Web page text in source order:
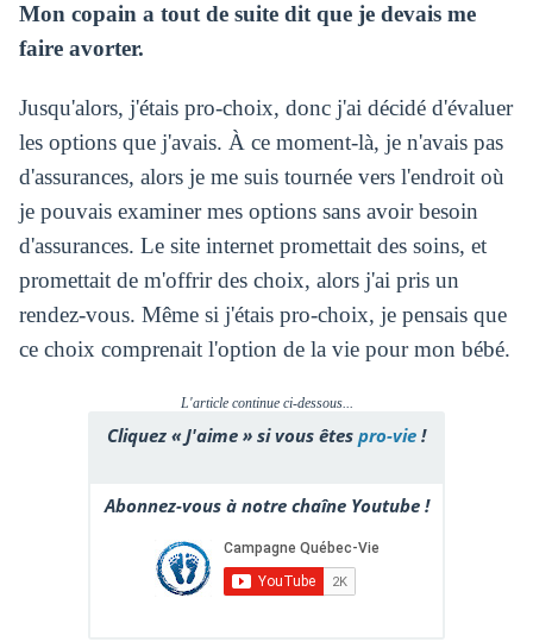
Mon copain a tout de suite dit que je devais me
faire avorter.
Jusqu'alors, j'étais pro-choix, donc j'ai décidé d'évaluer
les options que j'avais. À ce moment-là, je n'avais pas
d'assurances, alors je me suis tournée vers l'endroit où
je pouvais examiner mes options sans avoir besoin
d'assurances. Le site internet promettait des soins, et
promettait de m'offrir des choix, alors j'ai pris un
rendez-vous. Même si j'étais pro-choix, je pensais que
ce choix comprenait l'option de la vie pour mon bébé.
L'article continue ci-dessous...
Cliquez « J'aime » si vous êtes pro-vie !
Abonnez-vous à notre chaîne Youtube !